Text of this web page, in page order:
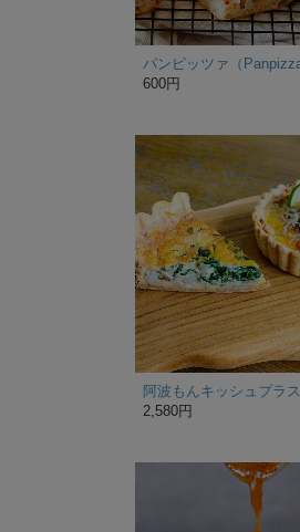
600円
阿波もんキッシュプラス
2,580円